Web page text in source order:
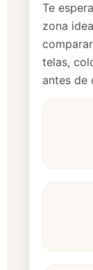
Te
zona
telas,
antes de